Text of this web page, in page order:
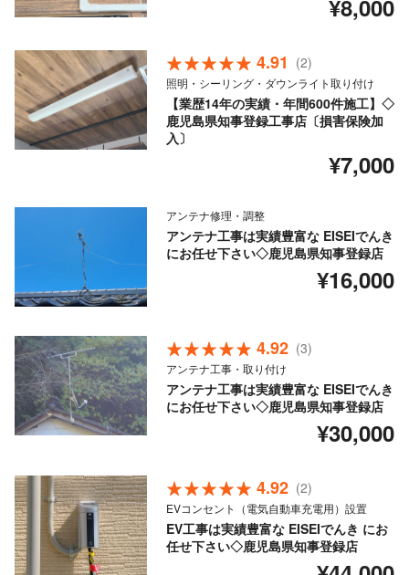
¥8,000
4.91 (2)
照明・シーリング・ダウンライト取り付け
【業歴14年の実績・年間600件施工】◇
鹿児島県知事登録工事店〔損害保険加
入〕
¥7,000
アンテナ修理・調整
アンテナ工事は実績豊富な EISEIでんき
にお任せ下さい◇鹿児島県知事登録店
¥16,000
4.92 (3)
アンテナ工事・取り付け
アンテナ工事は実績豊富な EISEIでんき
にお任せ下さい◇鹿児島県知事登録店
¥30,000
4.92 (2)
EVコンセント（電気自動車充電用）設置
EV工事は実績豊富な EISEIでんき にお
任せ下さい◇鹿児島県知事登録店